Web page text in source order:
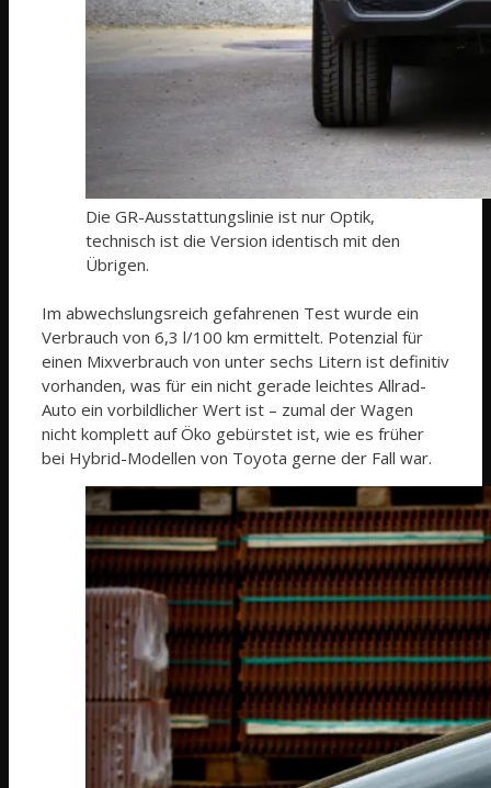
Die GR-Ausstattungslinie ist nur Optik,
technisch ist die Version identisch mit den
Übrigen.
Im abwechslungsreich gefahrenen Test wurde ein
Verbrauch von 6,3 l/100 km ermittelt. Potenzial für
einen Mixverbrauch von unter sechs Litern ist definitiv
vorhanden, was für ein nicht gerade leichtes Allrad-
Auto ein vorbildlicher Wert ist – zumal der Wagen
nicht komplett auf Öko gebürstet ist, wie es früher
bei Hybrid-Modellen von Toyota gerne der Fall war.